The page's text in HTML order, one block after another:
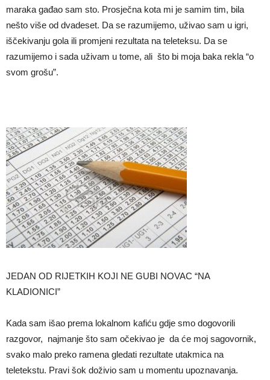
maraka gađao sam sto. Prosječna kota mi je samim tim, bila
nešto više od dvadeset. Da se razumijemo, uživao sam u igri,
iščekivanju gola ili promjeni rezultata na teleteksu. Da se
razumijemo i sada uživam u tome, ali što bi moja baka rekla “o
svom grošu”.
JEDAN OD RIJETKIH KOJI NE GUBI NOVAC “NA
KLADIONICI”
Kada sam išao prema lokalnom kafiću gdje smo dogovorili
razgovor, najmanje što sam očekivao je da će moj sagovornik,
svako malo preko ramena gledati rezultate utakmica na
teletekstu. Pravi šok doživio sam u momentu upoznavanja.